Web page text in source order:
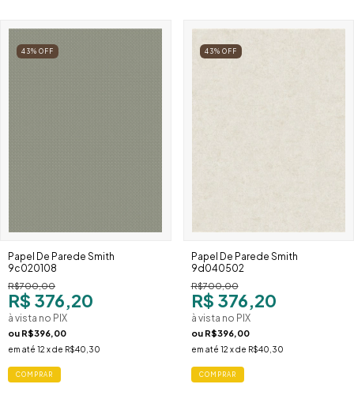
43% OFF
Papel De Parede Smith
9c020108
R$700,00
R$ 376,20
à vista no PIX
ou R$396,00
em até 12 x de R$40,30
COMPRAR
43% OFF
Papel De Parede Smith
9d040502
R$700,00
R$ 376,20
à vista no PIX
ou R$396,00
em até 12 x de R$40,30
COMPRAR